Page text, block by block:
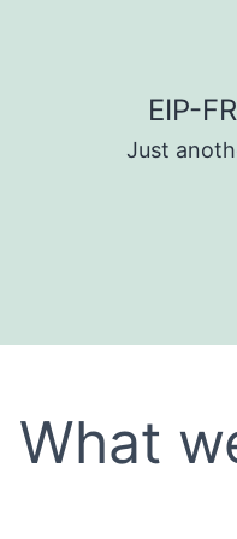
EIP-
Just
What